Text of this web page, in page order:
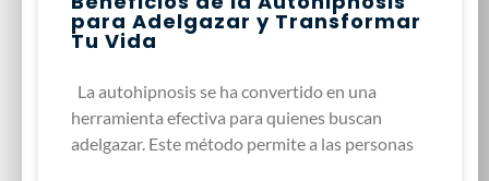
para Adelgazar y Transformar
Tu Vida
La autohipnosis se ha convertido en una
herramienta efectiva para quienes buscan
adelgazar. Este método permite a las personas